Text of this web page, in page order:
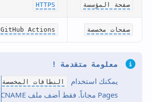
صفحة المؤسسة HTTPS
صفحات مخصصة GitHub Actions
معلومة متقدمة !
يمكنك استخدام النطاقات المخصصة